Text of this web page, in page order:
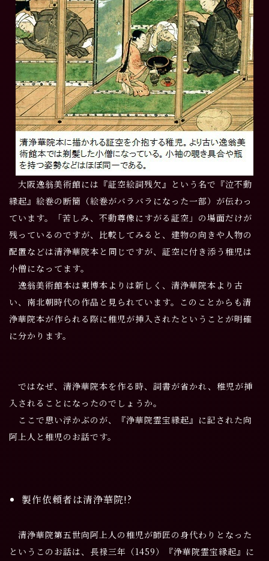
大阪逸翁美術館には『証空絵詞残欠』という名で『泣不動
縁起』絵巻の断簡（絵巻がバラバラになった一部）が伝わっ
ています。「苦しみ、不動尊像にすがる証空」の場面だけが
残っているのですが、比較してみると、建物の向きや人物の
配置などは清浄華院本と同じですが、証空に付き添う稚児は
小僧になってます。
逸翁美術館本は東博本よりは新しく、清浄華院本より古
い、南北朝時代の作品と見られています。このことからも清
浄華院本が作られる際に稚児が挿入されたということが明確
に分かります。
ではなぜ、清浄華院本を作る時、詞書が省かれ、稚児が挿
入されることになったのでしょうか。
ここで思い浮かぶのが、『浄華院霊宝縁起』に記された向
阿上人と稚児のお話です。
製作依頼者は清浄華院!?
清浄華院第五世向阿上人の稚児が師匠の身代わりとなった
というこのお話は、長禄三年（1459）『浄華院霊宝縁起』に